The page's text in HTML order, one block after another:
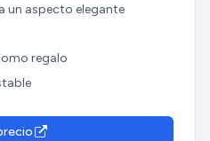
un aspecto elegante
regalo